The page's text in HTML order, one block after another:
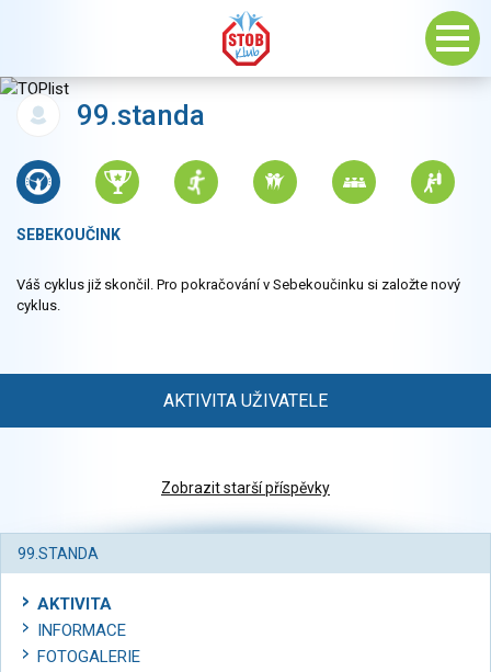
99.standa
SEBEKOUČINK
Váš cyklus již skončil. Pro pokračování v Sebekoučinku si založte nový
cyklus.
AKTIVITA UŽIVATELE
Zobrazit starší příspěvky
99.STANDA
AKTIVITA
INFORMACE
FOTOGALERIE